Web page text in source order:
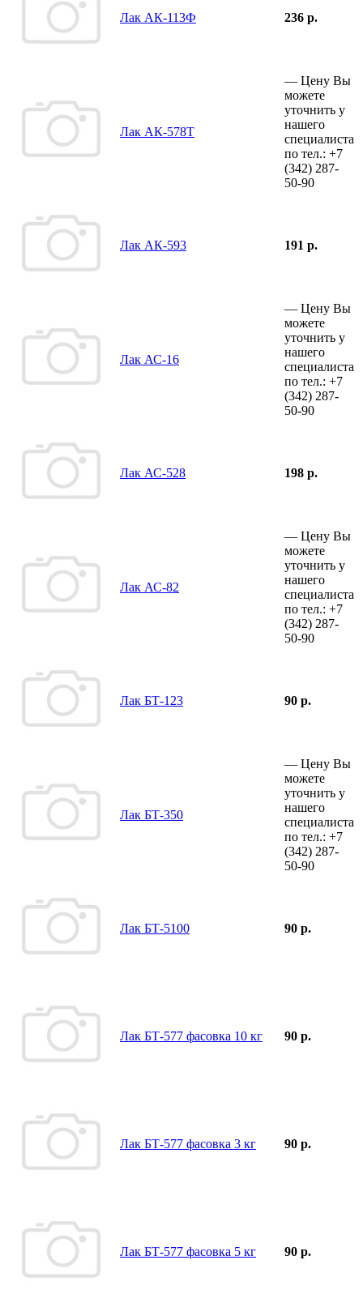
Лак АК-113Ф 236 р.
Лак АК-578Т
— Цену Вы
можете
уточнить у
нашего
специалиста
по тел.: +7
(342) 287-
50-90
Лак АК-593 191 р.
Лак АС-16
— Цену Вы
можете
уточнить у
нашего
специалиста
по тел.: +7
(342) 287-
50-90
Лак АС-528 198 р.
Лак АС-82
— Цену Вы
можете
уточнить у
нашего
специалиста
по тел.: +7
(342) 287-
50-90
Лак БТ-123 90 р.
Лак БТ-350
— Цену Вы
можете
уточнить у
нашего
специалиста
по тел.: +7
(342) 287-
50-90
Лак БТ-5100 90 р.
Лак БТ-577 фасовка 10 кг 90 р.
Лак БТ-577 фасовка 3 кг 90 р.
Лак БТ-577 фасовка 5 кг 90 р.